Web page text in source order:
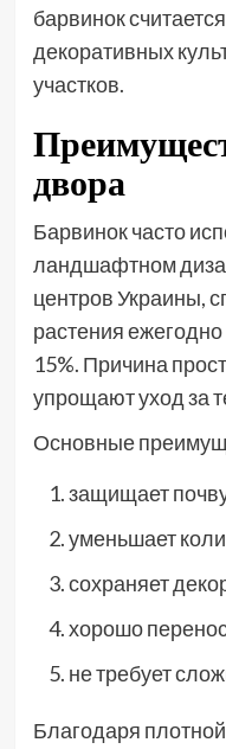
барвинок
декоративных
участков.
двора
Барвинок часто
ландшафтном
центров Украины,
растения
15%. Причина
упрощают уход за
Основные
защищает
уменьшает
сохраняет
хорошо
не требует
Благодаря